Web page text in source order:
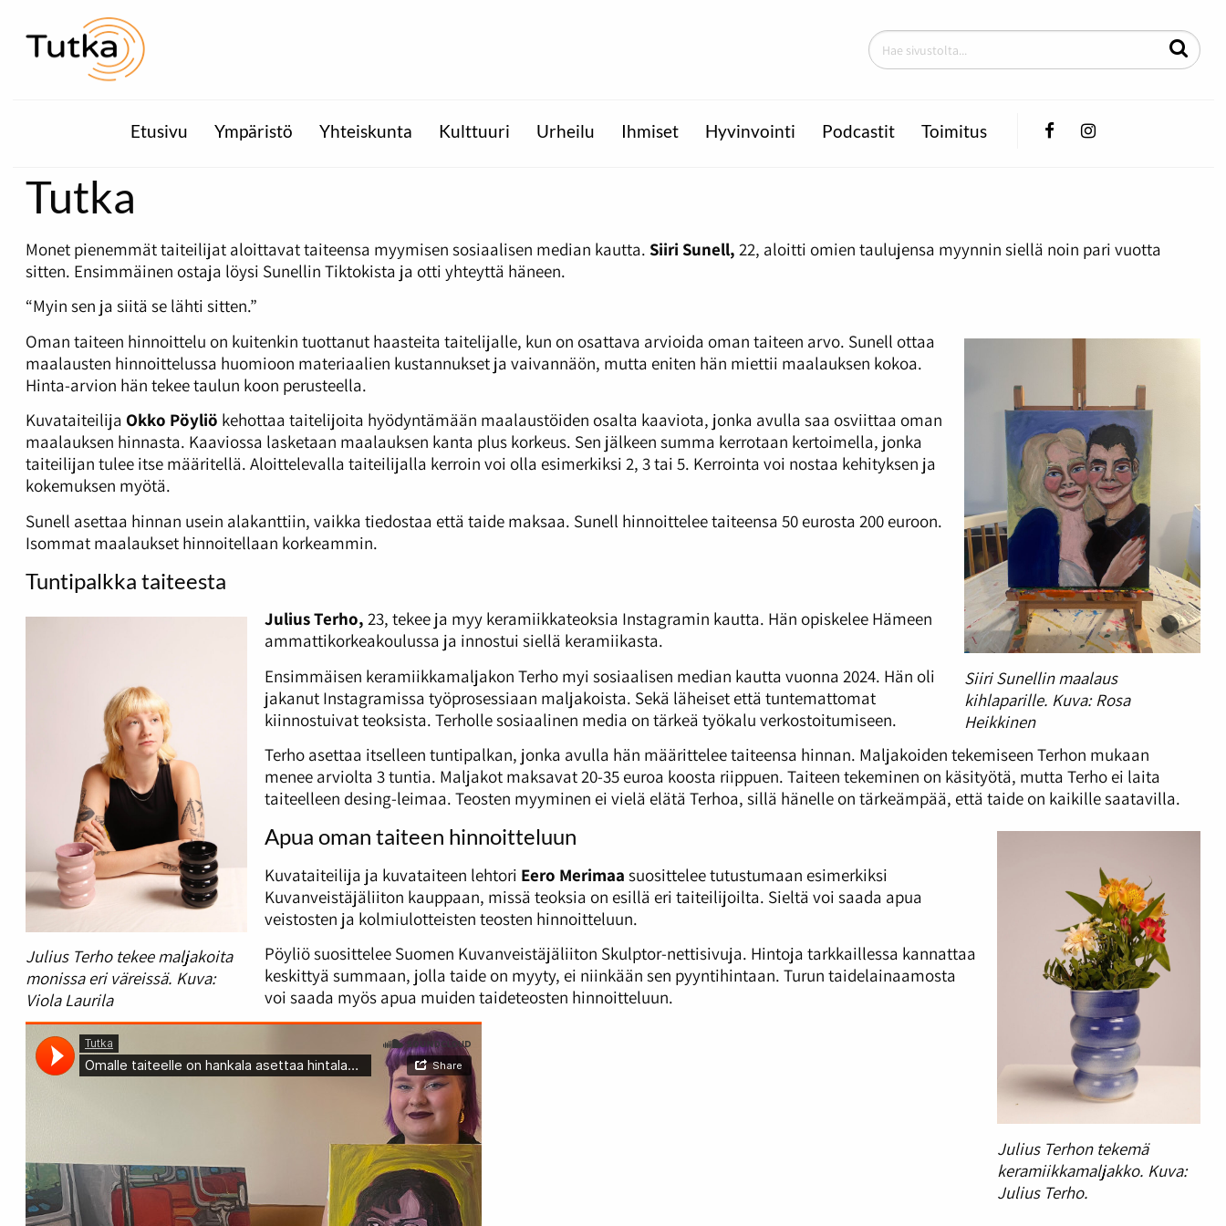
Etusivu Ympäristö Yhteiskunta Kulttuuri Urheilu Ihmiset Hyvinvointi Podcastit Toimitus FacebookInstagram
Tutka
Monet pienemmät taiteilijat aloittavat taiteensa myymisen sosiaalisen median kautta. Siiri Sunell, 22, aloitti omien taulujensa myynnin siellä noin pari vuotta
sitten. Ensimmäinen ostaja löysi Sunellin Tiktokista ja otti yhteyttä häneen.
“Myin sen ja siitä se lähti sitten.”
Siiri Sunellin maalaus
kihlaparille. Kuva: Rosa
Heikkinen
Oman taiteen hinnoittelu on kuitenkin tuottanut haasteita taitelijalle, kun on osattava arvioida oman taiteen arvo. Sunell ottaa
maalausten hinnoittelussa huomioon materiaalien kustannukset ja vaivannäön, mutta eniten hän miettii maalauksen kokoa.
Hinta-arvion hän tekee taulun koon perusteella.
Kuvataiteilija Okko Pöyliö kehottaa taitelijoita hyödyntämään maalaustöiden osalta kaaviota, jonka avulla saa osviittaa oman
maalauksen hinnasta. Kaaviossa lasketaan maalauksen kanta plus korkeus. Sen jälkeen summa kerrotaan kertoimella, jonka
taiteilijan tulee itse määritellä. Aloittelevalla taiteilijalla kerroin voi olla esimerkiksi 2, 3 tai 5. Kerrointa voi nostaa kehityksen ja
kokemuksen myötä.
Sunell asettaa hinnan usein alakanttiin, vaikka tiedostaa että taide maksaa. Sunell hinnoittelee taiteensa 50 eurosta 200 euroon.
Isommat maalaukset hinnoitellaan korkeammin.
Tuntipalkka taiteesta
Julius Terho tekee maljakoita
monissa eri väreissä. Kuva:
Viola Laurila
Julius Terho, 23, tekee ja myy keramiikkateoksia Instagramin kautta. Hän opiskelee Hämeen
ammattikorkeakoulussa ja innostui siellä keramiikasta.
Ensimmäisen keramiikkamaljakon Terho myi sosiaalisen median kautta vuonna 2024. Hän oli
jakanut Instagramissa työprosessiaan maljakoista. Sekä läheiset että tuntemattomat
kiinnostuivat teoksista. Terholle sosiaalinen media on tärkeä työkalu verkostoitumiseen.
Terho asettaa itselleen tuntipalkan, jonka avulla hän määrittelee taiteensa hinnan. Maljakoiden tekemiseen Terhon mukaan
menee arviolta 3 tuntia. Maljakot maksavat 20-35 euroa koosta riippuen. Taiteen tekeminen on käsityötä, mutta Terho ei laita
taiteelleen desing-leimaa. Teosten myyminen ei vielä elätä Terhoa, sillä hänelle on tärkeämpää, että taide on kaikille saatavilla.
Julius Terhon tekemä
keramiikkamaljakko. Kuva:
Julius Terho.
Apua oman taiteen hinnoitteluun
Kuvataiteilija ja kuvataiteen lehtori Eero Merimaa suosittelee tutustumaan esimerkiksi
Kuvanveistäjäliiton kauppaan, missä teoksia on esillä eri taiteilijoilta. Sieltä voi saada apua
veistosten ja kolmiulotteisten teosten hinnoitteluun.
Pöyliö suosittelee Suomen Kuvanveistäjäliiton Skulptor-nettisivuja. Hintoja tarkkaillessa kannattaa
keskittyä summaan, jolla taide on myyty, ei niinkään sen pyyntihintaan. Turun taidelainaamosta
voi saada myös apua muiden taideteosten hinnoitteluun.